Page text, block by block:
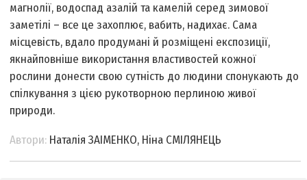
магнолії, водоспад азалій та камелій серед зимової
заметілі – все це захоплює, вабить, надихає. Сама
місцевість, вдало продумані й розміщені експозиції,
якнайповніше використання властивостей кожної
рослини донести свою сутність до людини спонукають до
спілкування з цією рукотворною перлиною живої
природи.
Автори: Наталія ЗАІМЕНКО, Ніна СМІЛЯНЕЦЬ